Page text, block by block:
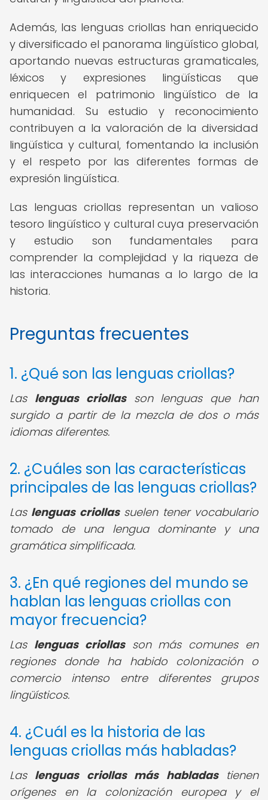
Además, las lenguas criollas han enriquecido
y diversificado el panorama lingüístico global,
aportando nuevas estructuras gramaticales,
léxicos y expresiones lingüísticas que
enriquecen el patrimonio lingüístico de la
humanidad. Su estudio y reconocimiento
contribuyen a la valoración de la diversidad
lingüística y cultural, fomentando la inclusión
y el respeto por las diferentes formas de
expresión lingüística.
Las lenguas criollas representan un valioso
tesoro lingüístico y cultural cuya preservación
y estudio son fundamentales para
comprender la complejidad y la riqueza de
las interacciones humanas a lo largo de la
historia.
Preguntas frecuentes
1. ¿Qué son las lenguas criollas?
Las lenguas criollasson lenguas que han
surgido a partir de la mezcla de dos o más
idiomas diferentes.
2. ¿Cuáles son las características
principales de las lenguas criollas?
Las lenguas criollassuelen tener vocabulario
tomado de una lengua dominante y una
gramática simplificada.
3. ¿En qué regiones del mundo se
hablan las lenguas criollas con
mayor frecuencia?
Las lenguas criollasson más comunes en
regiones donde ha habido colonización o
comercio intenso entre diferentes grupos
lingüísticos.
4. ¿Cuál es la historia de las
lenguas criollas más habladas?
Las lenguas criollas más habladastienen
orígenes en la colonización europea y el